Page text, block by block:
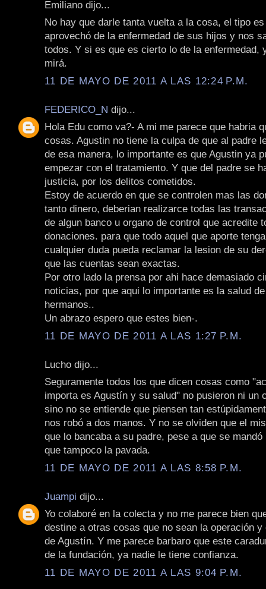
Emiliano dijo...
No hay que darle tanta vuelta a la cosa, el tipo
aprovechó de la enfermedad de sus hijos y nos
todos. Y si es que es cierto lo de la enfermedad,
mirá.
11 DE MAYO DE 2011 A LAS 12:24 P.M.
FEDERICO_N dijo...
Hola Edu como va?- A mi me parece que habria
cosas. Agustin no tiene la culpa de que al padre
de esa manera, lo importante es que Agustin ya
empezar con el tratamiento. Y que del padre se
justicia, por los delitos cometidos.
Estoy de acuerdo en que se controlen mas las
tanto dinero, deberian realizarce todas las
de algun banco u organo de control que acredite
donaciones. para que todo aquel que aporte
cualquier duda pueda reclamar la lesion de su
que las cuentas sean exactas.
Por otro lado la prensa por ahi hace demasiado
noticias, por que aqui lo importante es la salud
hermanos..
Un abrazo espero que estes bien-.
11 DE MAYO DE 2011 A LAS 1:27 P.M.
Lucho dijo...
Seguramente todos los que dicen cosas como
importa es Agustín y su salud" no pusieron ni un
sino no se entiende que piensen tan
nos robó a dos manos. Y no se olviden que el
que lo bancaba a su padre, pese a que se
que tampoco la pavada.
11 DE MAYO DE 2011 A LAS 8:58 P.M.
Juampi dijo...
Yo colaboré en la colecta y no me parece bien
destine a otras cosas que no sean la operación y
de Agustín. Y me parece barbaro que este
de la fundación, ya nadie le tiene confianza.
11 DE MAYO DE 2011 A LAS 9:04 P.M.